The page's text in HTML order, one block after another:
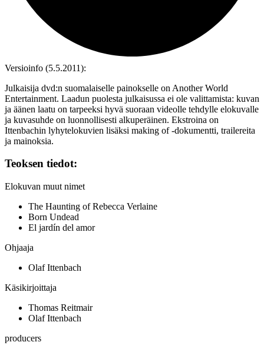
Versioinfo (5.5.2011):
Julkaisija dvd:n suomalaiselle painokselle on Another World
Entertainment. Laadun puolesta julkaisussa ei ole valittamista: kuvan
ja äänen laatu on tarpeeksi hyvä suoraan videolle tehdylle elokuvalle
ja kuvasuhde on luonnollisesti alkuperäinen. Ekstroina on
Ittenbachin lyhytelokuvien lisäksi making of ‑dokumentti, trailereita
ja mainoksia.
Teoksen tiedot:
Elokuvan muut nimet
The Haunting of Rebecca Verlaine
Born Undead
El jardín del amor
Ohjaaja
Olaf Ittenbach
Käsikirjoittaja
Thomas Reitmair
Olaf Ittenbach
producers